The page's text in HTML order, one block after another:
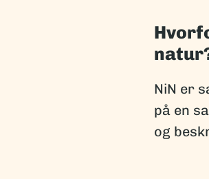
NiN er
på en
og